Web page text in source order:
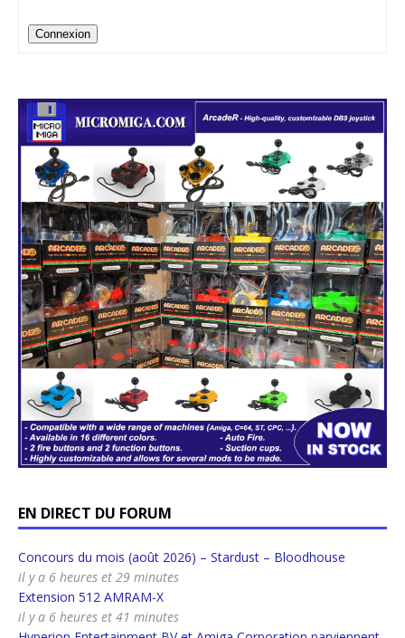
Connexion
EN DIRECT DU FORUM
Concours du mois (août 2026) – Stardust – Bloodhouse
il y a 6 heures et 29 minutes
Extension 512 AMRAM-X
il y a 6 heures et 41 minutes